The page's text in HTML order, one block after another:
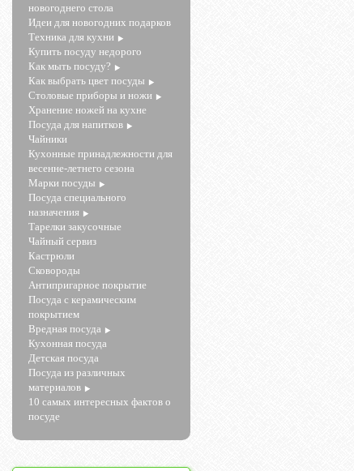
новогоднего стола
Идеи для новогодних подарков
Техника для кухни
Купить посуду недорого
Как мыть посуду?
Как выбрать цвет посуды
Столовые приборы и ножи
Хранение ножей на кухне
Посуда для напитков
Чайники
Кухонные принадлежности для
весенне-летнего сезона
Марки посуды
Посуда специального
назначения
Тарелки закусочные
Чайный сервиз
Кастрюли
Сковороды
Антипригарное покрытие
Посуда с керамическим
покрытием
Вредная посуда
Кухонная посуда
Детская посуда
Посуда из различных
материалов
10 самых интересных фактов о
посуде